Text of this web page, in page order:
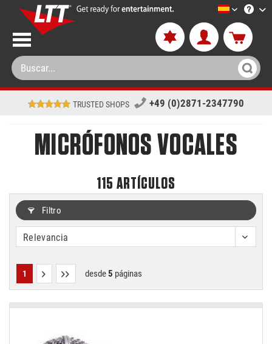
LTT-
TRUSTED SHOPS +49 (0)2871-2347790
MICRÓFONOS VOCALES
115 ARTÍCULOS
Filtro
1 desde5 páginas